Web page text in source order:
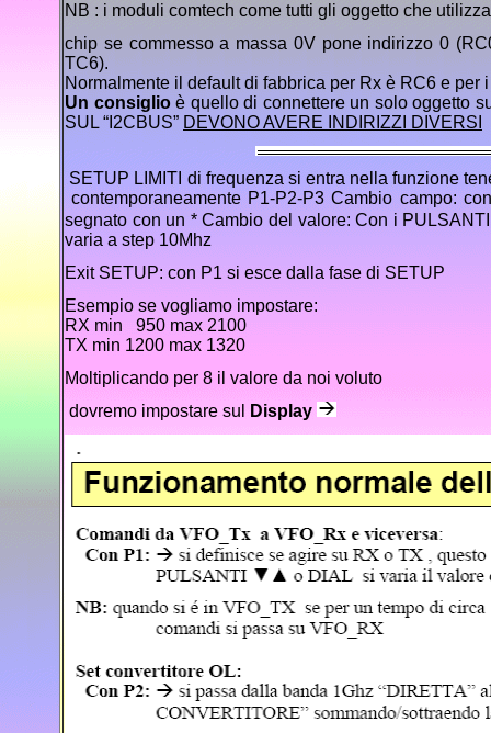
NB : i moduli comtech come tutti gli oggetto che
chip se commesso a massa 0V pone indirizzo 0
TC6).
Normalmente il default di fabbrica per Rx è RC6 e per
Un consiglioè quello di connettere un solo oggetto
SUL “I2CBUS” DEVONO AVERE INDIRIZZI DIVERSI
SETUP LIMITI di frequenza si entra nella funzione
contemporaneamente P1-P2-P3 Cambio campo:
segnato con un * Cambio del valore: Con i
varia a step 10Mhz
Exit SETUP: con P1 si esce dalla fase di SETUP
Esempio se vogliamo impostare:
RX min 950 max 2100
TX min 1200 max 1320
Moltiplicando per 8 il valore da noi voluto
dovremo impostare sul Display